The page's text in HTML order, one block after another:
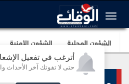
أترغب في تفعيل
حتى لا تفوتك آخر الأحداث
الشؤون المحلية الشؤون الأمنية